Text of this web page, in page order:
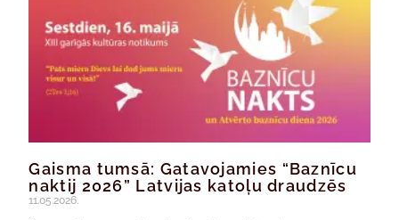
Gaisma tumsā: Gatavojamies “Baznīcu
naktij 2026” Latvijas katoļu draudzēs
11.05.2026.